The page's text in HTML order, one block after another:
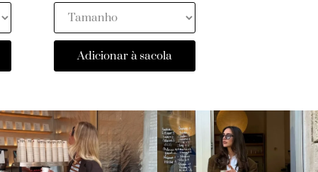
Adicionar à sacola